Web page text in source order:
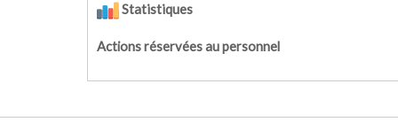
Statistiques
Actions réservées au personnel